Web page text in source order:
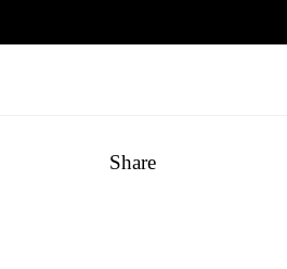
Share